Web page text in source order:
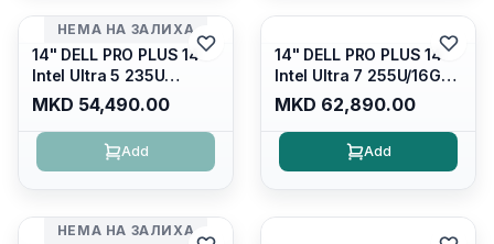
НЕМА НА ЗАЛИХА
14" DELL PRO PLUS 14
Intel Ultra 5 235U
Vpro/16gb RAM DDR5
5600mhz/ 512 GB SSD
M.2 Nvme
2230/FULLHD+ (16:10)
4/RJ45/PB14250
MKD 54,490.00
Add
14" DELL PRO PLUS 14
Intel Ultra 7 255U/16GB
RAM DDR5 5600mhz/
512 GB SSD M.2 Nvme
2230/FULLHD+ (16:10)
Ips/bt/backlit
MKD 62,890.00
Add
НЕМА НА ЗАЛИХА